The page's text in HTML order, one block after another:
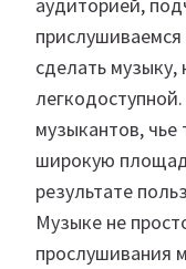
сделать
музыкантов, чье
широкую
результате
Музыке не
прослушивания